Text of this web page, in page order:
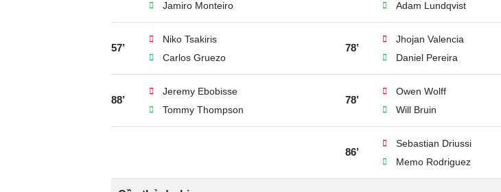
Jamiro Monteiro
Adam Lundqvist
57’
Niko Tsakiris
Carlos Gruezo
78’
Jhojan Valencia
Daniel Pereira
88’
Jeremy Ebobisse
Tommy Thompson
78’
Owen Wolff
Will Bruin
86’
Sebastian Driussi
Memo Rodriguez